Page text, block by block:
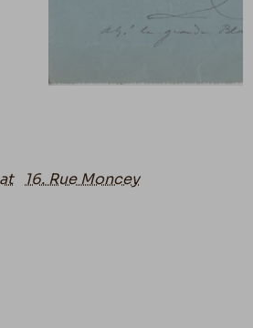
16. Rue Moncey